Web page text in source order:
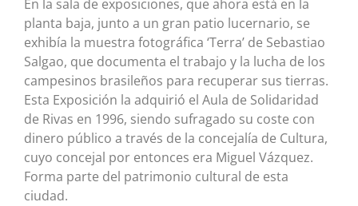
En la sala de exposiciones, que ahora está en la
planta baja, junto a un gran patio lucernario, se
exhibía la muestra fotográfica ‘Terra’ de Sebastiao
Salgao, que documenta el trabajo y la lucha de los
campesinos brasileños para recuperar sus tierras.
Esta Exposición la adquirió el Aula de Solidaridad
de Rivas en 1996, siendo sufragado su coste con
dinero público a través de la concejalía de Cultura,
cuyo concejal por entonces era Miguel Vázquez.
Forma parte del patrimonio cultural de esta
ciudad.